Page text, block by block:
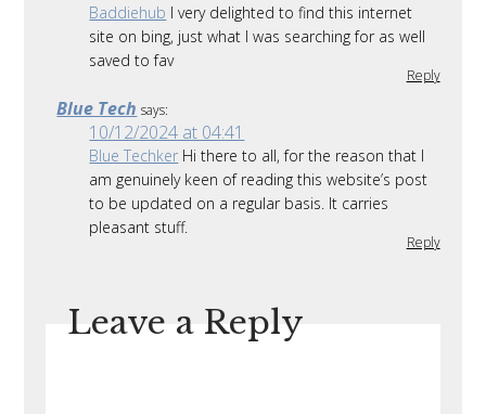
Baddiehub I very delighted to find this internet
site on bing, just what I was searching for as well
saved to fav
Reply
Blue Tech says:
10/12/2024 at 04:41
Blue Techker Hi there to all, for the reason that I
am genuinely keen of reading this website’s post
to be updated on a regular basis. It carries
pleasant stuff.
Reply
Leave a Reply